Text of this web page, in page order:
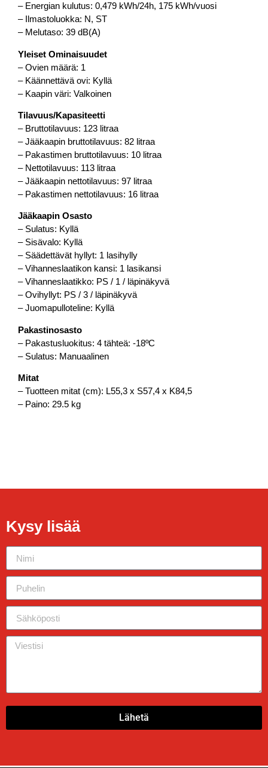
– Energian kulutus: 0,479 kWh/24h, 175 kWh/vuosi
– Ilmastoluokka: N, ST
– Melutaso: 39 dB(A)
Yleiset Ominaisuudet
– Ovien määrä: 1
– Käännettävä ovi: Kyllä
– Kaapin väri: Valkoinen
Tilavuus/Kapasiteetti
– Bruttotilavuus: 123 litraa
– Jääkaapin bruttotilavuus: 82 litraa
– Pakastimen bruttotilavuus: 10 litraa
– Nettotilavuus: 113 litraa
– Jääkaapin nettotilavuus: 97 litraa
– Pakastimen nettotilavuus: 16 litraa
Jääkaapin Osasto
– Sulatus: Kyllä
– Sisävalo: Kyllä
– Säädettävät hyllyt: 1 lasihylly
– Vihanneslaatikon kansi: 1 lasikansi
– Vihanneslaatikko: PS / 1 / läpinäkyvä
– Ovihyllyt: PS / 3 / läpinäkyvä
– Juomapulloteline: Kyllä
Pakastinosasto
– Pakastusluokitus: 4 tähteä: -18ºC
– Sulatus: Manuaalinen
Mitat
– Tuotteen mitat (cm): L55,3 x S57,4 x K84,5
– Paino: 29.5 kg
Kysy lisää
Lähetä